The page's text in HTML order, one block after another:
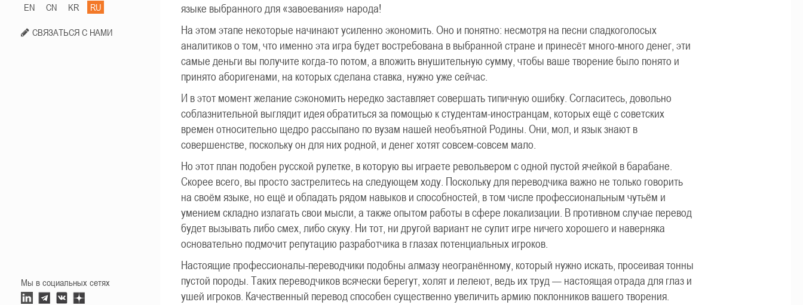
EN CN KR RU
СВЯЗАТЬСЯ С НАМИ
Мы в социальных сетях
языке выбранного для «завоевания» народа!
На этом этапе некоторые начинают усиленно экономить. Оно и понятно: несмотря на песни сладкоголосых
аналитиков о том, что именно эта игра будет востребована в выбранной стране и принесёт много-много денег, эти
самые деньги вы получите когда-то потом, а вложить внушительную сумму, чтобы ваше творение было понято и
принято аборигенами, на которых сделана ставка, нужно уже сейчас.
И в этот момент желание сэкономить нередко заставляет совершать типичную ошибку. Согласитесь, довольно
соблазнительной выглядит идея обратиться за помощью к студентам-иностранцам, которых ещё с советских
времен относительно щедро рассыпано по вузам нашей необъятной Родины. Они, мол, и язык знают в
совершенстве, поскольку он для них родной, и денег хотят совсем-совсем мало.
Но этот план подобен русской рулетке, в которую вы играете револьвером с одной пустой ячейкой в барабане.
Скорее всего, вы просто застрелитесь на следующем ходу. Поскольку для переводчика важно не только говорить
на своём языке, но ещё и обладать рядом навыков и способностей, в том числе профессиональным чутьём и
умением складно излагать свои мысли, а также опытом работы в сфере локализации. В противном случае перевод
будет вызывать либо смех, либо скуку. Ни тот, ни другой вариант не сулит игре ничего хорошего и наверняка
основательно подмочит репутацию разработчика в глазах потенциальных игроков.
Настоящие профессионалы-переводчики подобны алмазу неогранённому, который нужно искать, просеивая тонны
пустой породы. Таких переводчиков всячески берегут, холят и лелеют, ведь их труд — настоящая отрада для глаз и
ушей игроков. Качественный перевод способен существенно увеличить армию поклонников вашего творения.